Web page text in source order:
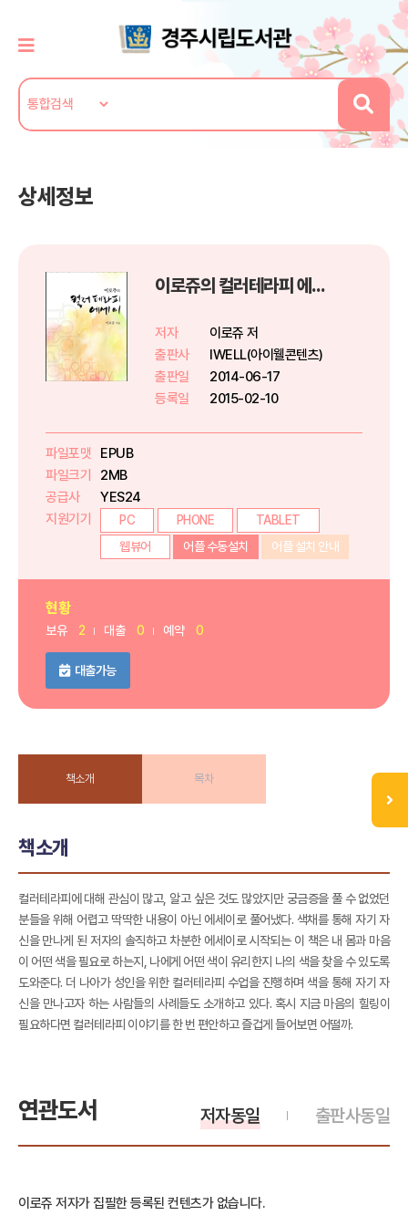
상세정보
이로쥬의 컬러테라피 에세이
저자
이로쥬 저
출판사
IWELL(아이웰콘텐츠)
출판일
2014-06-17
등록일
2015-02-10
파일포맷
EPUB
파일크기
2MB
공급사
YES24
지원기기
PC PHONE
TABLET
웹뷰어
어플 수동설치 어플 설치 안내
현황
보유 2 대출 0 예약 0
대출가능
책소개 목차
책소개
컬러테라피에 대해 관심이 많고, 알고 싶은 것도 많았지만 궁금증을 풀 수 없었던
분들을 위해 어렵고 딱딱한 내용이 아닌 에세이로 풀어냈다. 색채를 통해 자기 자
신을 만나게 된 저자의 솔직하고 차분한 에세이로 시작되는 이 책은 내 몸과 마음
이 어떤 색을 필요로 하는지, 나에게 어떤 색이 유리한지 나의 색을 찾을 수 있도록
도와준다. 더 나아가 성인을 위한 컬러테라피 수업을 진행하며 색을 통해 자기 자
신을 만나고자 하는 사람들의 사례들도 소개하고 있다. 혹시 지금 마음의 힐링이
필요하다면 컬러테라피 이야기를 한 번 편안하고 즐겁게 들어보면 어떨까.
연관도서 출판사동일
저자동일
이로쥬 저자가 집필한 등록된 컨텐츠가 없습니다.